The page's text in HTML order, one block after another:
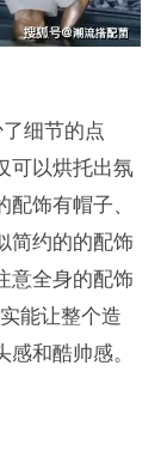
细节的点
可以烘托出氛
饰有帽子、
简约的的配饰
意全身的配饰
能让整个造
和酷帅感。